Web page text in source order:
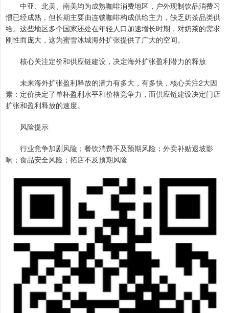
中亚、北美、南美均为成熟咖啡消费地区，户外现制饮品消费习
惯已经成熟，但长期主要由连锁咖啡构成供给主力，缺乏奶茶品类供
给。这些地区多个国家还处在年轻人口加速增长时期，对奶茶的需求
刚性而庞大，这为蜜雪冰城海外扩张提供了广大的空间。
核心关注定价和供应链建设，决定海外扩张盈利潜力的释放
未来海外扩张盈利释放的潜力有多大，有多快，核心关注2大因
素：定价决定了单杯盈利水平和价格竞争力，而供应链建设决定门店
扩张和盈利释放的速度。
风险提示
行业竞争加剧风险；餐饮消费不及预期风险；外卖补贴退坡影
响；食品安全风险；拓店不及预期风险